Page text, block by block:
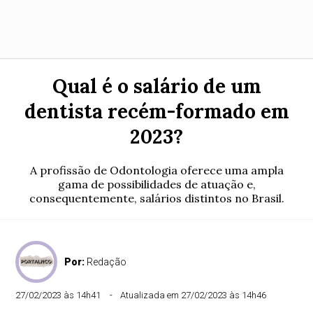
Qual é o salário de um
dentista recém-formado em
2023?
A profissão de Odontologia oferece uma ampla
gama de possibilidades de atuação e,
consequentemente, salários distintos no Brasil.
Por: Redação
27/02/2023 às 14h41 Atualizada em 27/02/2023 às 14h46